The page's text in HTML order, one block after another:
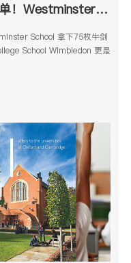
2026英国私校牛剑录取率榜单！Westminster 75枚、St Paul’s 65枚、KCS Wimbledon 61枚
School 拿下75枚牛剑
School Wimbledon 更是